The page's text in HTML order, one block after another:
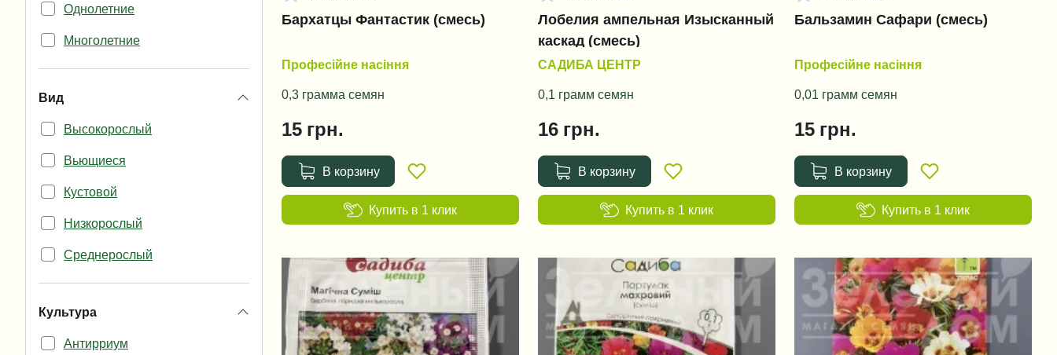
Однолетние
Многолетние
Вид
Высокорослый
Вьющиеся
Кустовой
Низкорослый
Среднерослый
Культура
Антирриум
Бархатцы Фантастик (смесь)
Професійне насіння
0,3 грамма семян
15 грн.
В корзину
Купить в 1 клик
Лобелия ампельная Изысканный
каскад (смесь)
САДИБА ЦЕНТР
0,1 грамм семян
16грн.
В корзину
Купить в 1 клик
Бальзамин Сафари (смесь)
Професійне насіння
0,01 грамм семян
15грн.
В корзину
Купить в 1 клик